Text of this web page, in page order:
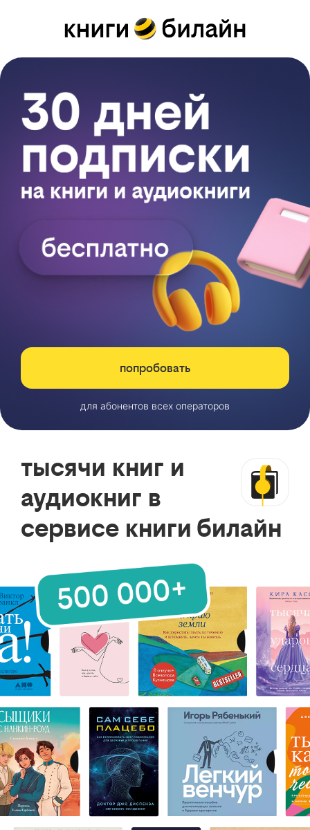
попробовать
для абонентов всех операторов
тысячи книг и
аудиокниг в
сервисе книги билайн